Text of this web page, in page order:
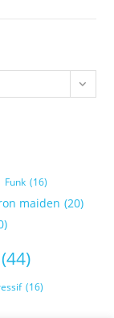
Funk (16)
maiden (20)
(44)
(16)